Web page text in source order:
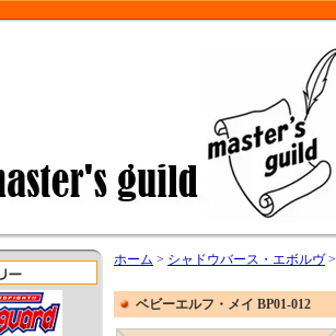
ホーム > シャドウバース・エボルヴ>
ベビーエルフ・メイ BP01-012